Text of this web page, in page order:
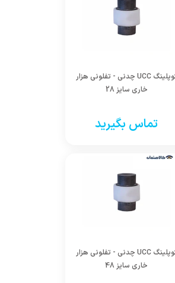
کوپلینگ UCC چدنی - تفلونی هزار
خاری سایز 28
تماس بگیرید
کوپلینگ UCC چدنی - تفلونی هزار
خاری سایز 48